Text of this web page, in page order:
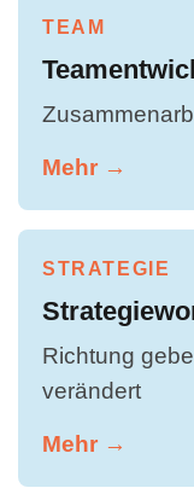
TEAM
Mehr →
STRATEGIE
Richtung
verändert
Mehr →